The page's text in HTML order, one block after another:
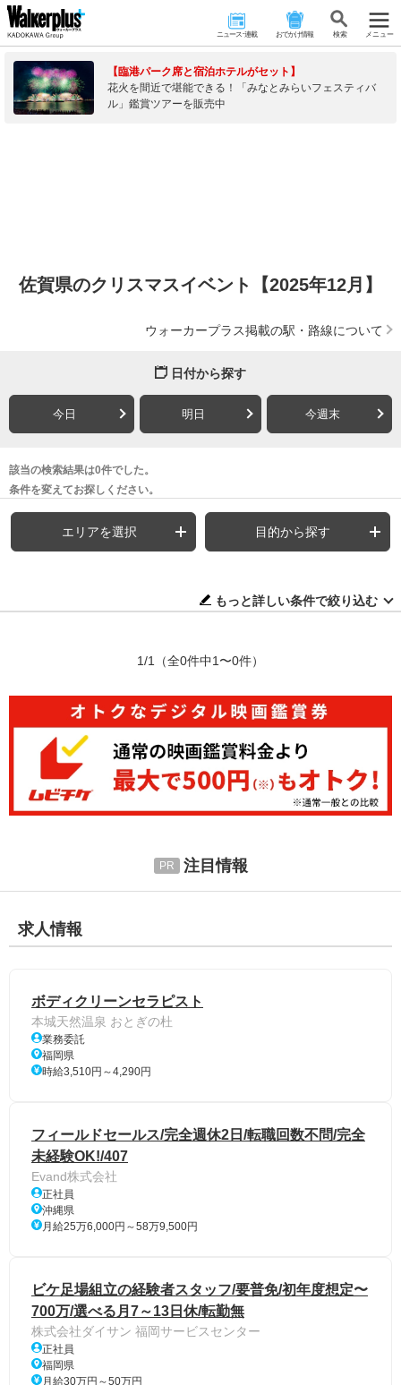
ニュース･連載 おでかけ情報 検 索 メニュー
【臨港パーク席と宿泊ホテルがセット】
花火を間近で堪能できる！「みなとみらいフェスティバ
ル」鑑賞ツアーを販売中
佐賀県のクリスマスイベント【2025年12月】
ウォーカープラス掲載の駅・路線について
日付から探す
今日 明日 今週末
該当の検索結果は0件でした。
条件を変えてお探しください。
エリアを選択 目的から探す
もっと詳しい条件で絞り込む
1/1 （全0件中1〜0件）
注目情報
求人情報
ボディクリーンセラピスト
本城天然温泉 おとぎの杜
業務委託
福岡県
時給3,510円～4,290円
フィールドセールス/完全週休2日/転職回数不問/完全
未経験OK!/407
Evand株式会社
正社員
沖縄県
月給25万6,000円～58万9,500円
ビケ足場組立の経験者スタッフ/要普免/初年度想定〜
700万/選べる月7～13日休/転勤無
株式会社ダイサン 福岡サービスセンター
正社員
福岡県
月給30万円～50万円